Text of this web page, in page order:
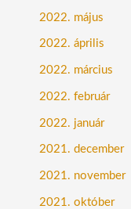
2022. május
2022. április
2022. március
2022. február
2022. január
2021. december
2021. november
2021. október